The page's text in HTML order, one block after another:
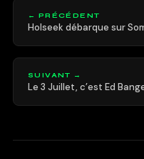
← PRÉCÉDENT
Holseek débarque sur
SUIVANT →
Le 3 Juillet, c’est Ed